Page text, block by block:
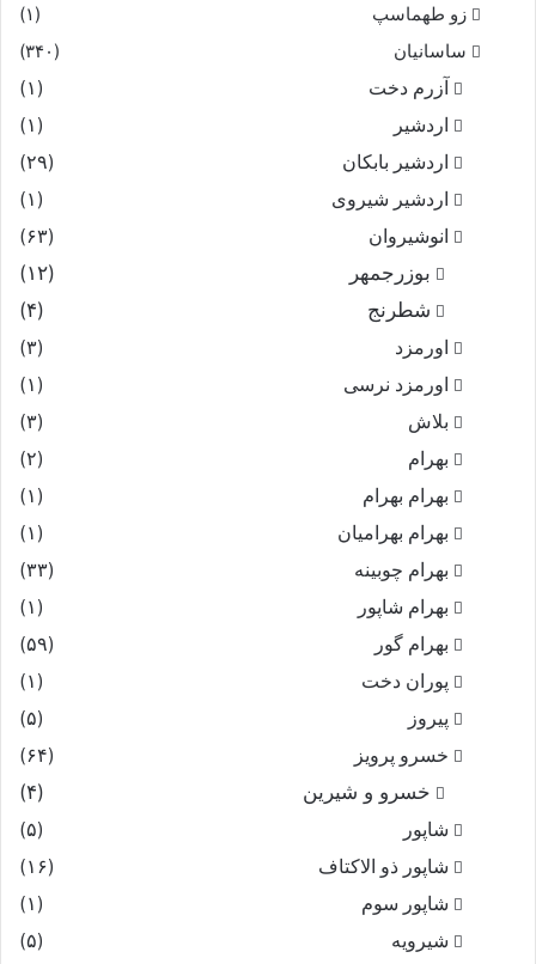
زو طهماسپ‏
(۱)
ساسانیان
(۳۴۰)
آزرم دخت
(۱)
اردشیر
(۱)
اردشیر بابکان
(۲۹)
اردشیر شیروی
(۱)
انوشیروان
(۶۳)
بوزرجمهر
(۱۲)
شطرنج
(۴)
اورمزد
(۳)
اورمزد نرسى‏
(۱)
بلاش
(۳)
بهرام
(۲)
بهرام بهرام
(۱)
بهرام بهرامیان‏
(۱)
بهرام چوبینه
(۳۳)
بهرام شاپور
(۱)
بهرام گور
(۵۹)
پوران دخت
(۱)
پیروز
(۵)
خسرو پرویز
(۶۴)
خسرو و شیرین (۴)
شاپور
(۵)
شاپور ذو الاکتاف
(۱۶)
شاپور سوم‏
(۱)
شیرویه
(۵)